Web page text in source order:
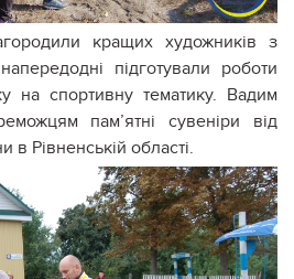
кращих художників з
підготували роботи
на спортивну тематику. Вадим
пам’ятні сувеніри від
в Рівненській області.